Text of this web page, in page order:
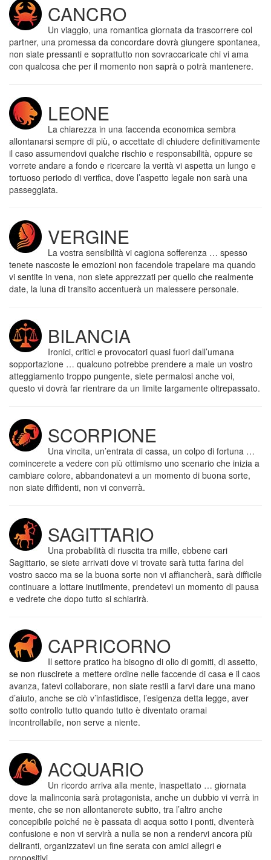
CANCRO
Un viaggio, una romantica giornata da trascorrere col
partner, una promessa da concordare dovrà giungere spontanea,
non siate pressanti e soprattutto non sovraccaricate chi vi ama
con qualcosa che per il momento non saprà o potrà mantenere.
LEONE
La chiarezza in una faccenda economica sembra
allontanarsi sempre di più, o accettate di chiudere definitivamente
il caso assumendovi qualche rischio e responsabilità, oppure se
vorrete andare a fondo e ricercare la verità vi aspetta un lungo e
tortuoso periodo di verifica, dove l’aspetto legale non sarà una
passeggiata.
VERGINE
La vostra sensibilità vi cagiona sofferenza … spesso
tenete nascoste le emozioni non facendole trapelare ma quando
vi sentite in vena, non siete apprezzati per quello che realmente
date, la luna di transito accentuerà un malessere personale.
BILANCIA
Ironici, critici e provocatori quasi fuori dall’umana
sopportazione … qualcuno potrebbe prendere a male un vostro
atteggiamento troppo pungente, siete permalosi anche voi,
questo vi dovrà far rientrare da un limite largamente oltrepassato.
SCORPIONE
Una vincita, un’entrata di cassa, un colpo di fortuna …
comincerete a vedere con più ottimismo uno scenario che inizia a
cambiare colore, abbandonatevi a un momento di buona sorte,
non siate diffidenti, non vi converrà.
SAGITTARIO
Una probabilità di riuscita tra mille, ebbene cari
Sagittario, se siete arrivati dove vi trovate sarà tutta farina del
vostro sacco ma se la buona sorte non vi affiancherà, sarà difficile
continuare a lottare inutilmente, prendetevi un momento di pausa
e vedrete che dopo tutto si schiarirà.
CAPRICORNO
Il settore pratico ha bisogno di olio di gomiti, di assetto,
se non riuscirete a mettere ordine nelle faccende di casa e il caos
avanza, fatevi collaborare, non siate restii a farvi dare una mano
d’aiuto, anche se ciò v’infastidisce, l’esigenza detta legge, aver
sotto controllo tutto quando tutto è diventato oramai
incontrollabile, non serve a niente.
ACQUARIO
Un ricordo arriva alla mente, inaspettato … giornata
dove la malinconia sarà protagonista, anche un dubbio vi verrà in
mente, che se non allontanerete subito, tra l’altro anche
concepibile poiché ne è passata di acqua sotto i ponti, diventerà
confusione e non vi servirà a nulla se non a rendervi ancora più
deliranti, organizzatevi un fine serata con amici allegri e